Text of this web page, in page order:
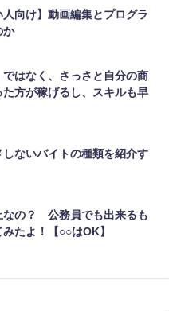
人向け】動画編集とプログラ
か
ではなく、さっさと自分の商
方が稼げるし、スキルも早
しないバイトの種類を紹介す
なの？ 公務員でも出来るも
たよ！【○○はOK】